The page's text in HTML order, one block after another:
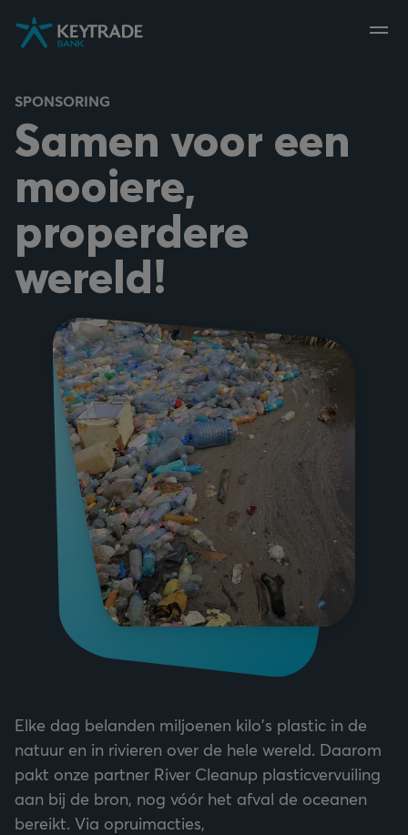
Naar
navigatie
Naar
aanmelden
Naar
inhoud
SPONSORING
Samen voor een
mooiere,
properdere
wereld!
Elke dag belanden miljoenen kilo's plastic in de
natuur en in rivieren over de hele wereld. Daarom
pakt onze partner River Cleanup plasticvervuiling
aan bij de bron, nog vóór het afval de oceanen
bereikt. Via opruimacties,